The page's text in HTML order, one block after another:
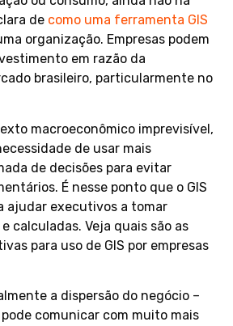
de como uma ferramenta GIS
organização. Empresas podem
em razão da
brasileiro, particularmente no
macroeconômico imprevisível,
de usar mais
de decisões para evitar
É nesse ponto que o GIS
ajudar executivos a tomar
calculadas. Veja quais são as
para uso de GIS por empresas
a dispersão do negócio –
comunicar com muito mais